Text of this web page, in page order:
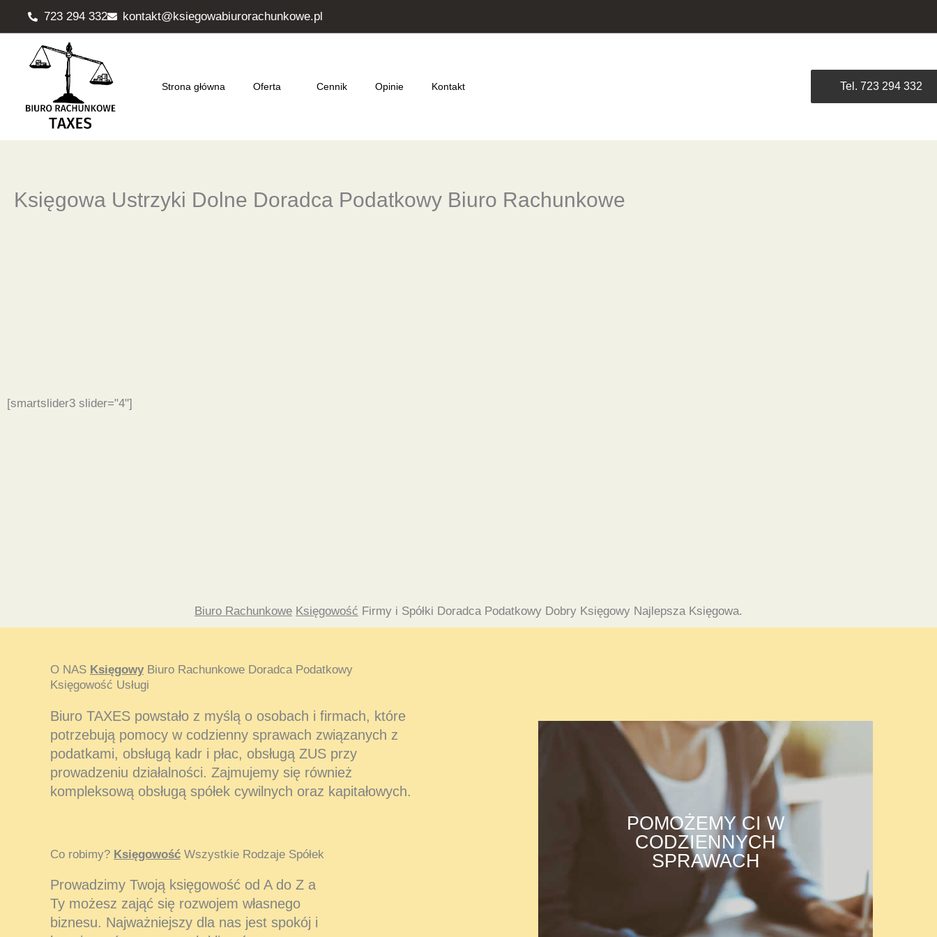
Przejdź
723 294 332 kontakt@ksiegowabiurorachunkowe.pl
Strona główna Oferta Cennik Opinie Kontakt Tel. 723 294 332
Księgowa Ustrzyki Dolne Doradca Podatkowy Biuro Rachunkowe
[smartslider3 slider="4"]
Biuro Rachunkowe Księgowość Firmy i Spółki Doradca Podatkowy Dobry Księgowy Najlepsza Księgowa.
O NAS Księgowy Biuro Rachunkowe Doradca Podatkowy
Księgowość Usługi
Biuro TAXES powstało z myślą o osobach i firmach, które
potrzebują pomocy w codzienny sprawach związanych z
podatkami, obsługą kadr i płac, obsługą ZUS przy
prowadzeniu działalności. Zajmujemy się również
kompleksową obsługą spółek cywilnych oraz kapitałowych.
Co robimy? Księgowość Wszystkie Rodzaje Spółek
Prowadzimy Twoją księgowość od A do Z a
Ty możesz zająć się rozwojem własnego
biznesu. Najważniejszy dla nas jest spokój i
POMOŻEMY CI W
CODZIENNYCH
SPRAWACH